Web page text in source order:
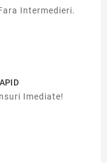
Intermedieri.
Imediate!